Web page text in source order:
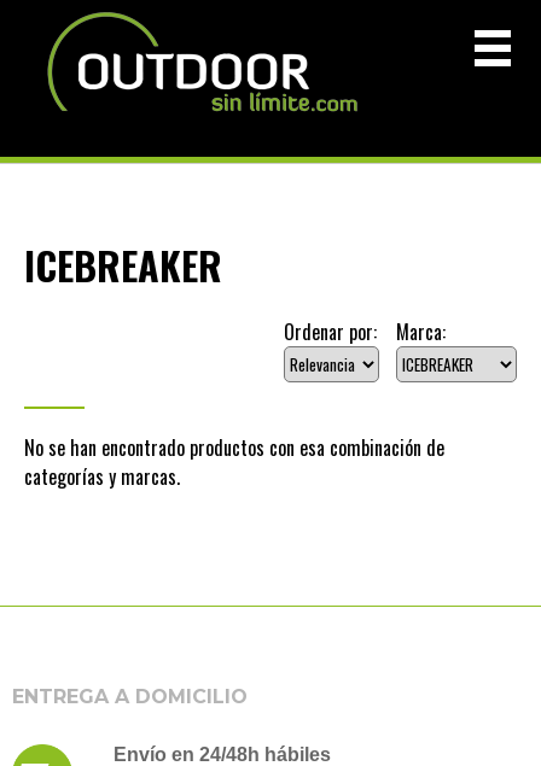
ICEBREAKER
Ordenar por: Marca:
No se han encontrado productos con esa combinación de
categorías y marcas.
ENTREGA A DOMICILIO
Envío en 24/48h hábiles